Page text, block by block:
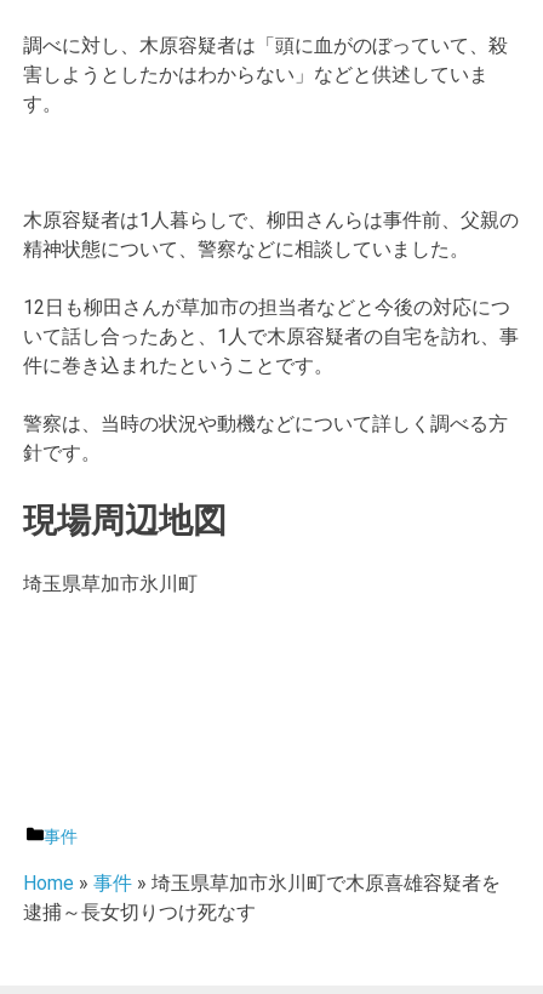
調べに対し、木原容疑者は「頭に血がのぼっていて、殺
害しようとしたかはわからない」などと供述していま
す。
木原容疑者は1人暮らしで、柳田さんらは事件前、父親の
精神状態について、警察などに相談していました。
12日も柳田さんが草加市の担当者などと今後の対応につ
いて話し合ったあと、1人で木原容疑者の自宅を訪れ、事
件に巻き込まれたということです。
警察は、当時の状況や動機などについて詳しく調べる方
針です。
現場周辺地図
埼玉県草加市氷川町
カ
ゴ
リ
事件
Home »事件 »埼玉県草加市氷川町で木原喜雄容疑者を
逮捕～長女切りつけ死なす